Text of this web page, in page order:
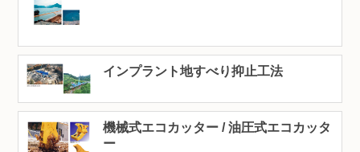
インプラント地すべり抑止工法
機械式エコカッター / 油圧式エコカッタ
ー